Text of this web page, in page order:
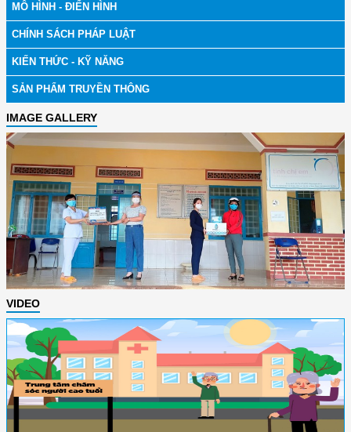
MÔ HÌNH - ĐIỂN HÌNH
CHÍNH SÁCH PHÁP LUẬT
KIẾN THỨC - KỸ NĂNG
SẢN PHẨM TRUYỀN THÔNG
IMAGE GALLERY
VIDEO